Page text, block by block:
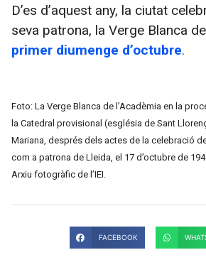
D’es d’aquest any, la ciutat
seva patrona, la Verge Blanca
primer diumenge d’octubre.
Foto: La Verge Blanca de l’Acadèmia en la
la Catedral provisional (església de Sant
Mariana, després dels actes de la celebració
com a patrona de Lleida, el 17 d’octubre de
Arxiu fotogràfic de l’IEI.
FACEBOOK